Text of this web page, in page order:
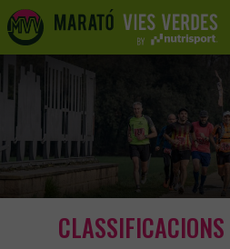
Skip
navigation
Skip
to
content